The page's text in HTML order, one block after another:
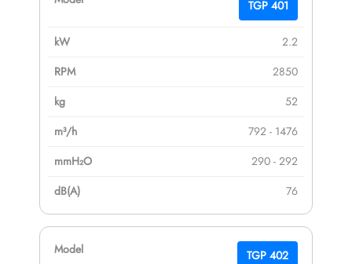
TGP 401
2.2
2850
52
792 - 1476
290 - 292
76
TGP 402